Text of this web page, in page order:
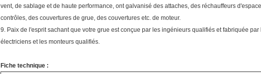
vent, de sablage et de haute performance, ont galvanisé des attaches, des réchauffeurs
contrôles, des couvertures de grue, des couvertures etc. de moteur.
9. Paix de l'esprit sachant que votre grue est conçue par les ingénieurs qualifiés et fabriquée
électriciens et les monteurs qualifiés.
Fiche technique :